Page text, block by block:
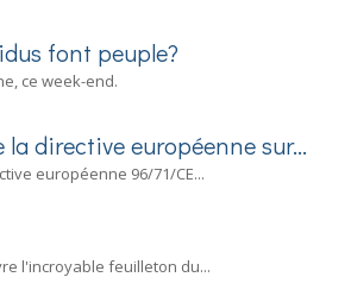
font peuple?
ce week-end.
directive européenne sur...
européenne 96/71/CE...
l'incroyable feuilleton du...